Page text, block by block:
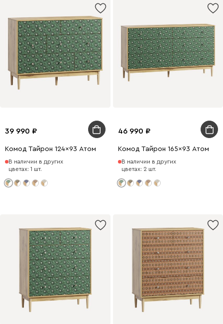
39 990
Комод Тайрон 124x93 Атом
В наличии в других
цветах: 1 шт.
46 990
Комод Тайрон 165x93 Атом
В наличии в других
цветах: 2 шт.